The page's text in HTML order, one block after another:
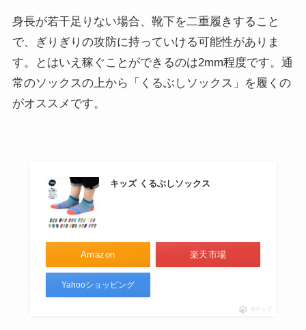
身長が若干足りない場合、靴下を二重履きすること
で、ぎりぎりの攻防に持っていける可能性がありま
す。とはいえ稼ぐことができるのは2mm程度です。通
常のソックスの上から「くるぶしソックス」を履くの
がオススメです。
キッズ くるぶしソックス
Amazon 楽天市場
Yahooショッピング
ポチップ